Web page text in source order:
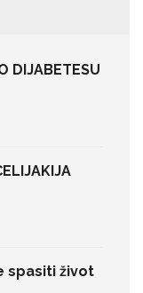
DIJABETESU
spasiti život